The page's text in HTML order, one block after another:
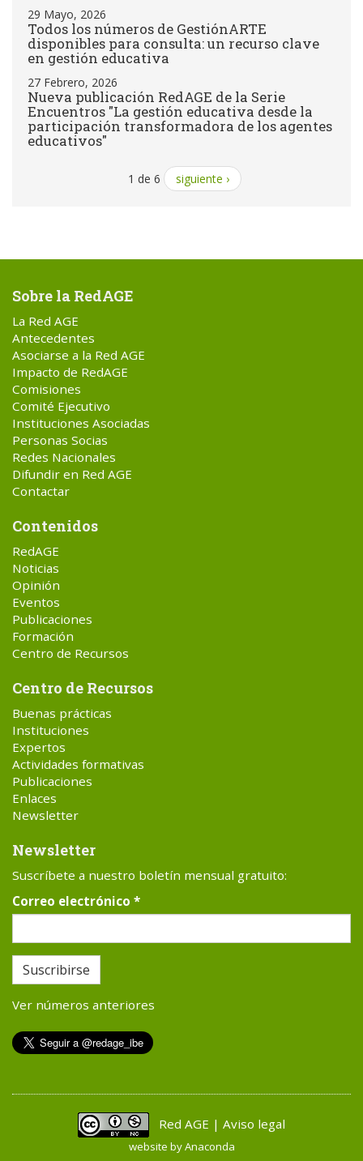
29 Mayo, 2026
Todos los números de GestiónARTE
disponibles para consulta: un recurso clave
en gestión educativa
27 Febrero, 2026
Nueva publicación RedAGE de la Serie
Encuentros "La gestión educativa desde la
participación transformadora de los agentes
educativos"
1 de 6 siguiente ›
Sobre la RedAGE
La Red AGE
Antecedentes
Asociarse a la Red AGE
Impacto de RedAGE
Comisiones
Comité Ejecutivo
Instituciones Asociadas
Personas Socias
Redes Nacionales
Difundir en Red AGE
Contactar
Contenidos
RedAGE
Noticias
Opinión
Eventos
Publicaciones
Formación
Centro de Recursos
Centro de Recursos
Buenas prácticas
Instituciones
Expertos
Actividades formativas
Publicaciones
Enlaces
Newsletter
Newsletter
Suscríbete a nuestro boletín mensual gratuito:
Correo electrónico *
Suscribirse
Ver números anteriores
Red AGE | Aviso legal
website byAnaconda